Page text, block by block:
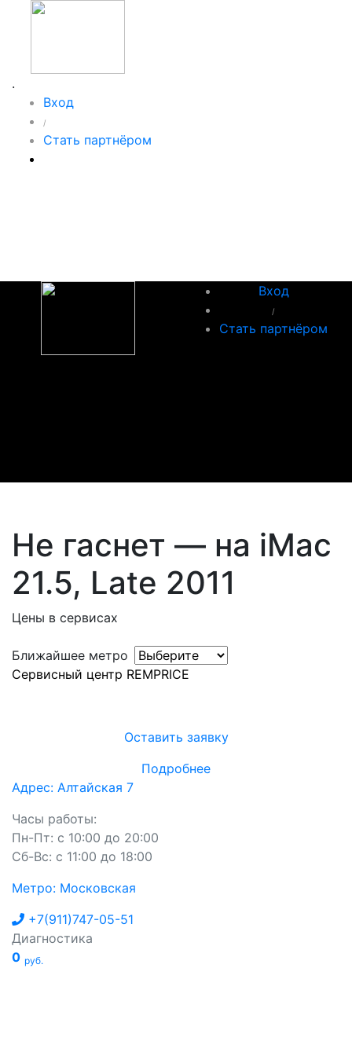
.
Вход
/
Стать партнёром
Вход
/
Стать партнёром
Не гаснет — на iMac
21.5, Late 2011
Цены в сервисах
Ближайшее метро
Сервисный центр REMPRICE
Оставить заявку
Подробнее
Адрес: Алтайская 7
Часы работы:
Пн-Пт: с 10:00 до 20:00
Сб-Вс: с 11:00 до 18:00
Метро: Московская
+7(911)747-05-51
Диагностика
0 руб.